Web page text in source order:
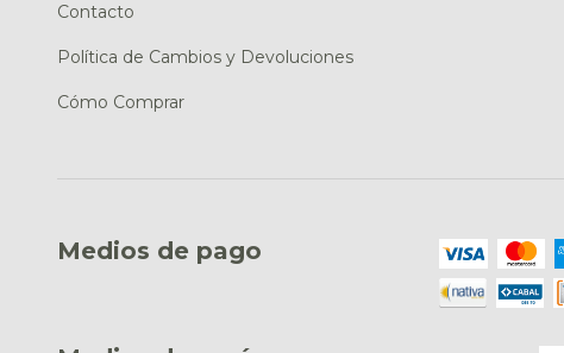
Contacto
Política de Cambios y Devoluciones
Cómo Comprar
Medios de pago